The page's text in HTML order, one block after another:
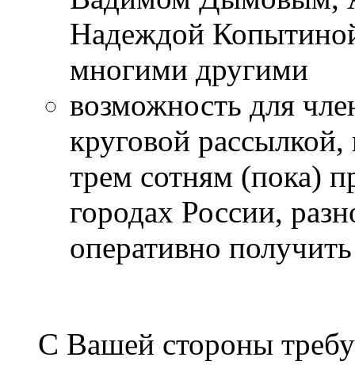
Надеждой
многими другими
возможность для
круговой рассылкой,
трем сотням (пока)
городах России,
оперативно
С Вашей стороны